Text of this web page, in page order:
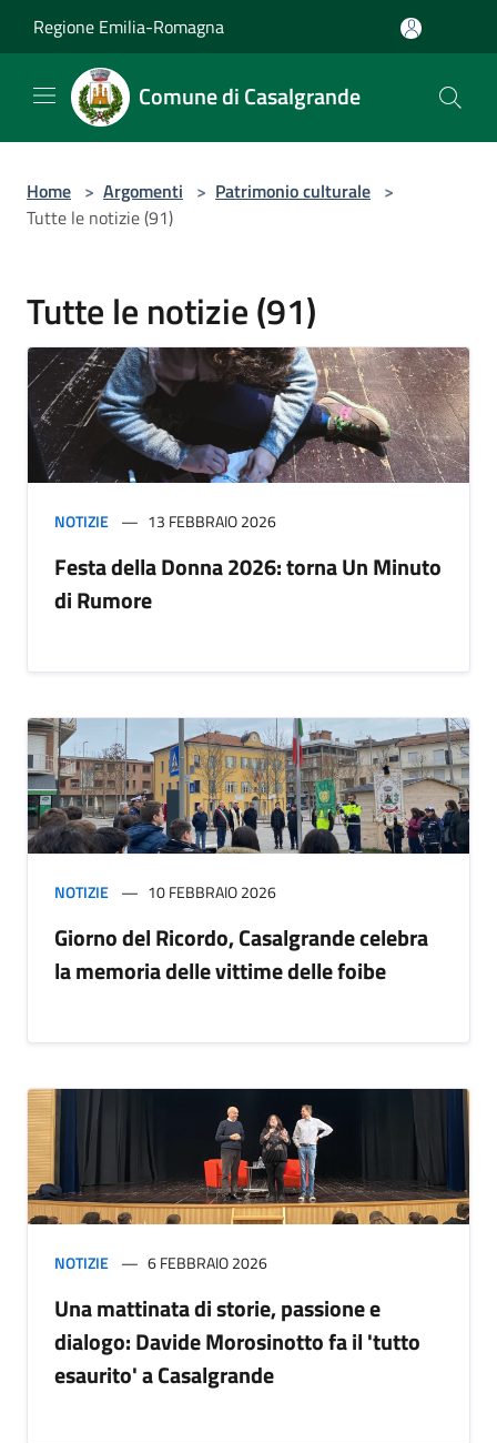
Regione Emilia-Romagna
Comune di Casalgrande
Home > Argomenti > Patrimonio culturale >
Tutte le notizie (91)
Tutte le notizie (91)
NOTIZIE 13 FEBBRAIO 2026
Festa della Donna 2026: torna Un Minuto
di Rumore
NOTIZIE 10 FEBBRAIO 2026
Giorno del Ricordo, Casalgrande celebra
la memoria delle vittime delle foibe
NOTIZIE 6 FEBBRAIO 2026
Una mattinata di storie, passione e
dialogo: Davide Morosinotto fa il 'tutto
esaurito' a Casalgrande